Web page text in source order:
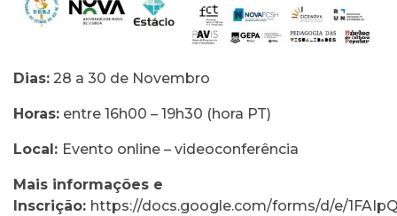
Dias: 28 a 30 de Novembro
Horas: entre 16h00 – 19h30 (hora PT)
Local: Evento online – videoconferência
Mais informações e
Inscrição: https://docs.google.com/forms/d/e/